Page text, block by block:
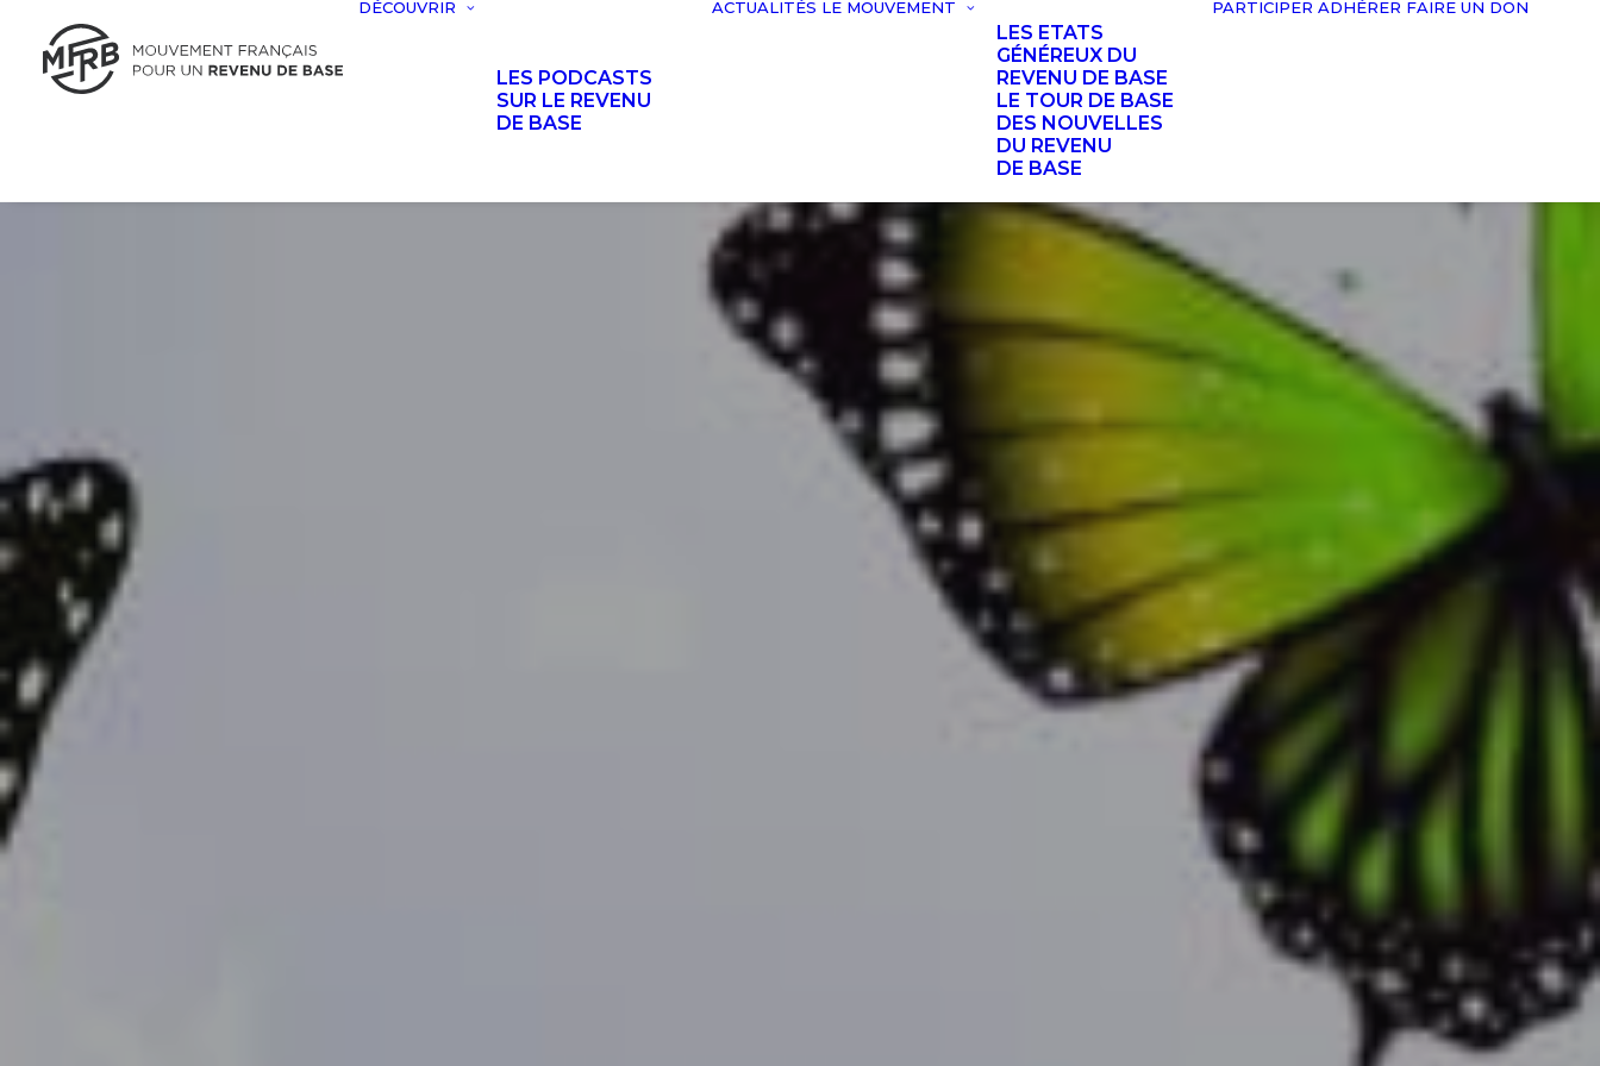
DÉCOUVRIR
LES PODCASTS
SUR LE REVENU
DE BASE
ACTUALITÉS LE MOUVEMENT
LES ETATS
GÉNÉREUX DU
REVENU DE BASE
LE TOUR DE BASE
DES NOUVELLES
DU REVENU
DE BASE
PARTICIPER ADHÉRER FAIRE UN DON